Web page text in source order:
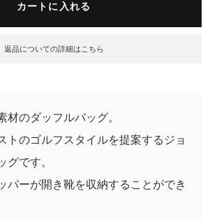
返品についての詳細はこちら
材のダッフルバッグ。
トのゴルフスタイルを提案するジョ
グです。
パーが開き靴を収納することができ